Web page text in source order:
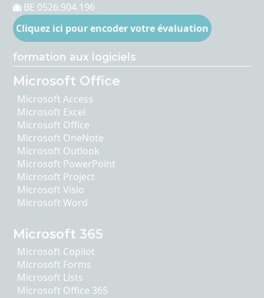
BE 0526.904.196
Cliquez ici pour encoder votre évaluation
formation aux logiciels
Microsoft Office
Microsoft Access
Microsoft Excel
Microsoft Office
Microsoft OneNote
Microsoft Outlook
Microsoft PowerPoint
Microsoft Project
Microsoft Visio
Microsoft Word
Microsoft 365
Microsoft Copilot
Microsoft Forms
Microsoft Lists
Microsoft Office 365